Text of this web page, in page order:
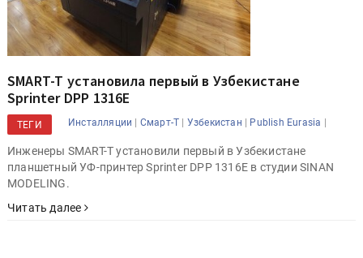
SMART-T установила первый в Узбекистане
Sprinter DPP 1316E
ТЕГИ Инсталляции | Смарт-Т | Узбекистан | Publish Eurasia |
Инженеры SMART-T установили первый в Узбекистане
планшетный УФ-принтер Sprinter DPP 1316E в студии SINAN
MODELING.
Читать далее